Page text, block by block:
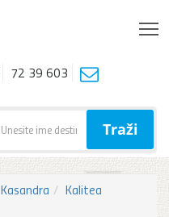
72 39 603
Traži
Kasandra
Kalitea